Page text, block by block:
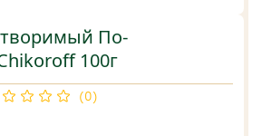
По-
100г
(0)